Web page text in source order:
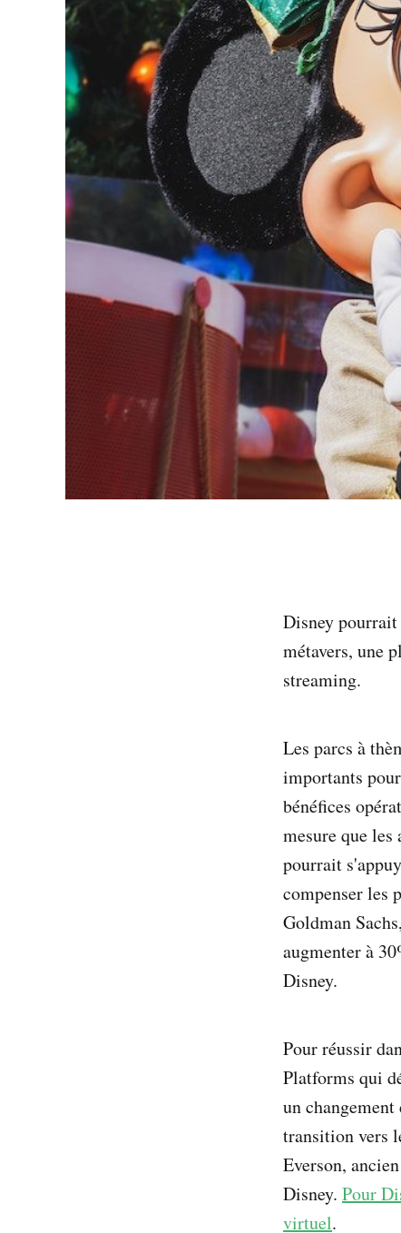
Disney pourrait
métavers, une
streaming.
Les parcs à
importants
bénéfices
mesure que
pourrait
compenser les
Goldman
augmenter à
Disney.
Pour réussir
Platforms qui
un
transition vers
Everson,
Disney. Pour
virtuel.